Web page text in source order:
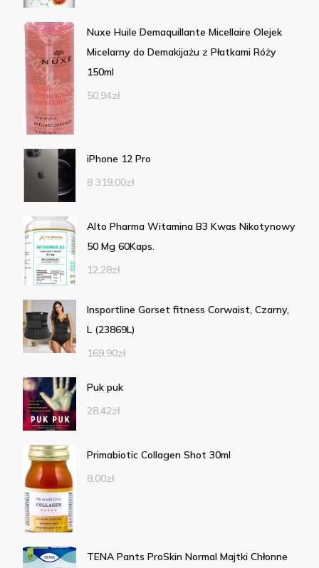
Nuxe Huile Demaquillante Micellaire Olejek
Micelarny do Demakijażu z Płatkami Róży
150ml
50,94zł
iPhone 12 Pro
8 319,00zł
Alto Pharma Witamina B3 Kwas Nikotynowy
50 Mg 60Kaps.
12,28zł
Insportline Gorset fitness Corwaist, Czarny,
L (23869L)
169,90zł
Puk puk
28,42zł
Primabiotic Collagen Shot 30ml
8,00zł
TENA Pants ProSkin Normal Majtki Chłonne